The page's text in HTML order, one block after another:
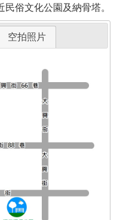
俗文化公園及納骨塔。
空拍照片